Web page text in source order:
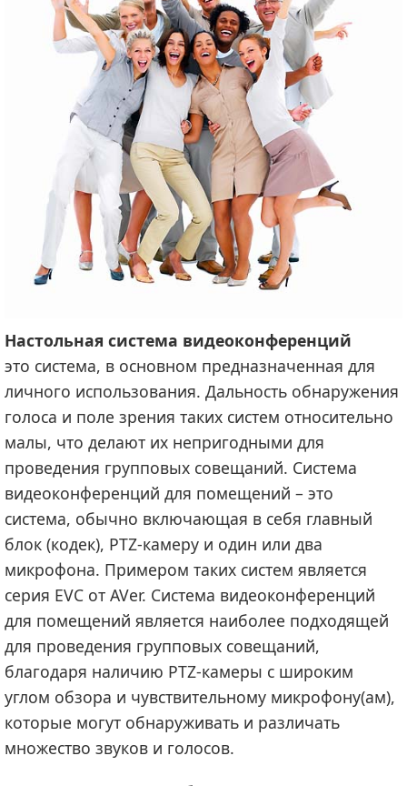
Настольная система видеоконференций
это система, в основном предназначенная для
личного использования. Дальность обнаружения
голоса и поле зрения таких систем относительно
малы, что делают их непригодными для
проведения групповых совещаний. Система
видеоконференций для помещений – это
система, обычно включающая в себя главный
блок (кодек), PTZ-камеру и один или два
микрофона. Примером таких систем является
серия EVC от AVer. Система видеоконференций
для помещений является наиболее подходящей
для проведения групповых совещаний,
благодаря наличию PTZ-камеры с широким
углом обзора и чувствительному микрофону(ам),
которые могут обнаруживать и различать
множество звуков и голосов.